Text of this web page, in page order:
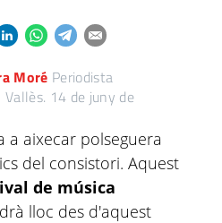
Moré Periodista
14 de juny de
a aixecar polseguera
del consistori. Aquest
de música
lloc des d'aquest